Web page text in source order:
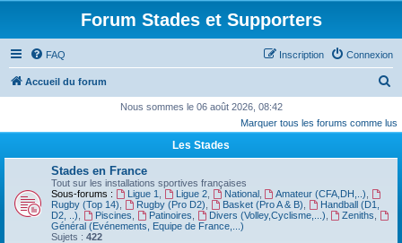
Forum Stades et Supporters
FAQ Connexion
Inscription
Accueil du forum
c
Nous sommes le 06 août 2026, 08:42
Marquer tous les forums comme lus
Les Stades
Stades en France
Tout sur les installations sportives françaises
Sous-forums :
Ligue 1 Ligue 2, National, Amateur (CFA,DH,..)
Rugby (Top 14)
Rugby (Pro D2) Basket (Pro A & B)
Handball (D1,
D2, ..)
Piscines Patinoires Divers (Volley,Cyclisme,...) Zeniths
Général (Evénements, Equipe de France,...)
Sujets : 422